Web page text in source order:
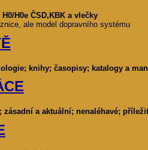
H0e ČSD,KBK a vlečky
ale model dopravního systému
knihy; časopisy; katalogy a
zásadní a aktuální; nenaléhavé;